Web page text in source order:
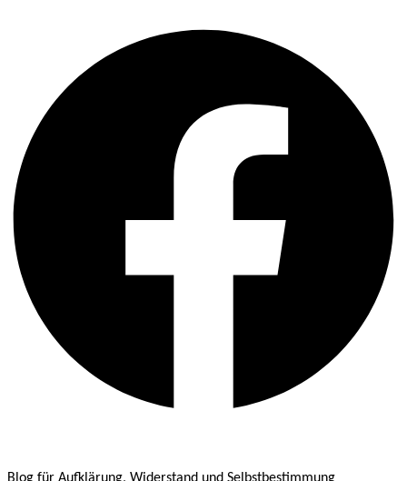
Blog für Aufklärung, Widerstand und Selbstbestimmung